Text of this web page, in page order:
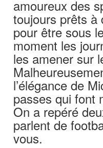
amoureux des
toujours prêts à
pour être sous
moment les
les amener sur
l’élégance de
passes qui font
On a repéré
parlent de
vous.